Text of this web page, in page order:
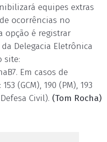
equipes extras
ocorrências no
opção é registrar
Delegacia Eletrônica
site:
Em casos de
(GCM), 190 (PM), 193
Civil). (Tom Rocha)